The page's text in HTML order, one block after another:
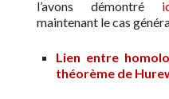
l’avons démontré
maintenant le cas
Lien entre
théorème de